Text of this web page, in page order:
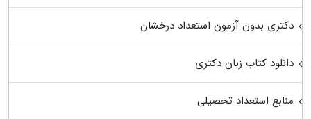
دکتری بدون آزمون استعداد درخشان
دانلود کتاب زبان دکتری
منابع استعداد تحصیلی